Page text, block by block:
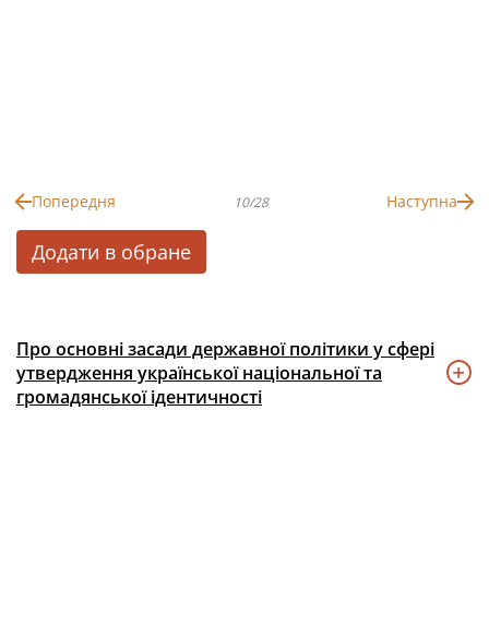
Попередня 10/28 Наступна
Додати в обране
Про основні засади державної політики у сфері
утвердження української національної та
громадянської ідентичності